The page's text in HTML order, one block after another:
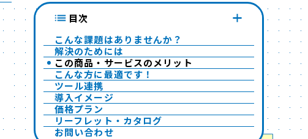
目次
こんな課題はありませんか？
解決のためには
この商品・サービスのメリット
こんな方に最適です！
ツール連携
導入イメージ
価格プラン
リーフレット・カタログ
お問い合わせ